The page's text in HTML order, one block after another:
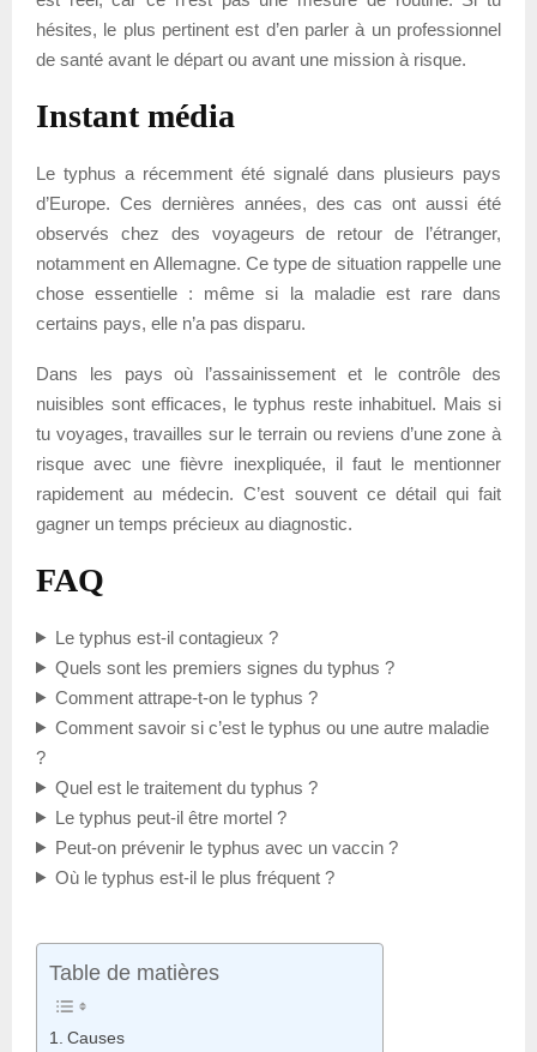
hésites, le plus pertinent est d’en parler à un professionnel
de santé avant le départ ou avant une mission à risque.
Instant média
Le typhus a récemment été signalé dans plusieurs pays
d’Europe. Ces dernières années, des cas ont aussi été
observés chez des voyageurs de retour de l’étranger,
notamment en Allemagne. Ce type de situation rappelle une
chose essentielle : même si la maladie est rare dans
certains pays, elle n’a pas disparu.
Dans les pays où l’assainissement et le contrôle des
nuisibles sont efficaces, le typhus reste inhabituel. Mais si
tu voyages, travailles sur le terrain ou reviens d’une zone à
risque avec une fièvre inexpliquée, il faut le mentionner
rapidement au médecin. C’est souvent ce détail qui fait
gagner un temps précieux au diagnostic.
FAQ
Le typhus est-il contagieux ?
Quels sont les premiers signes du typhus ?
Comment attrape-t-on le typhus ?
Comment savoir si c’est le typhus ou une autre maladie
?
Quel est le traitement du typhus ?
Le typhus peut-il être mortel ?
Peut-on prévenir le typhus avec un vaccin ?
Où le typhus est-il le plus fréquent ?
Table de matières
Causes